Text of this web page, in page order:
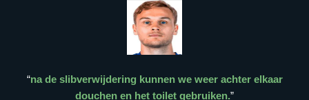
“na de slibverwijdering kunnen we weer achter elkaar
douchen en het toilet gebruiken.”